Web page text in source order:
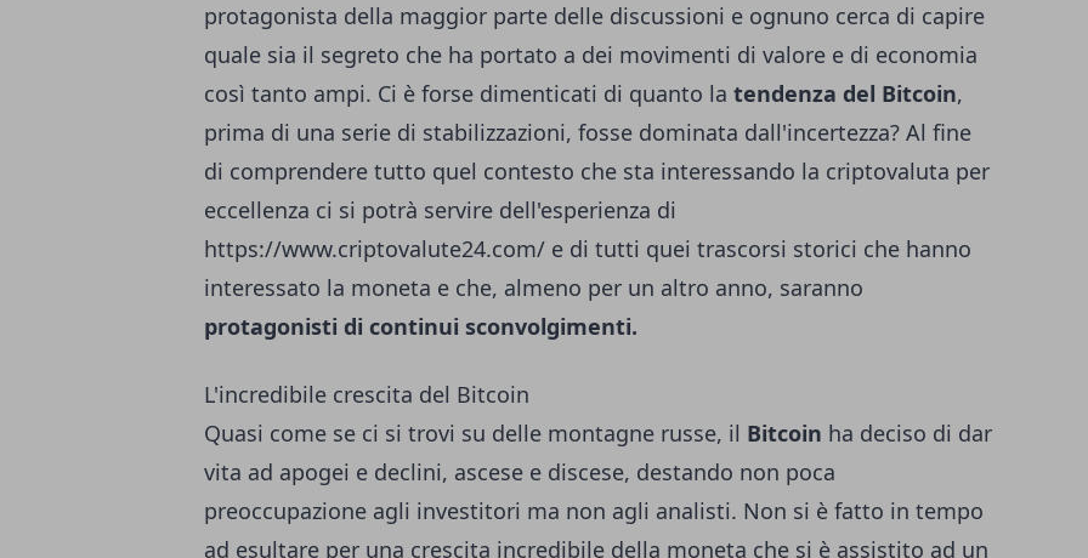
protagonista della maggior parte delle discussioni e ognuno cerca di capire
quale sia il segreto che ha portato a dei movimenti di valore e di economia
così tanto ampi. Ci è forse dimenticati di quanto la tendenza del Bitcoin,
prima di una serie di stabilizzazioni, fosse dominata dall'incertezza? Al fine
di comprendere tutto quel contesto che sta interessando la criptovaluta per
eccellenza ci si potrà servire dell'esperienza di
https://www.criptovalute24.com/ e di tutti quei trascorsi storici che hanno
interessato la moneta e che, almeno per un altro anno, saranno
protagonisti di continui sconvolgimenti.
L'incredibile crescita del Bitcoin
Quasi come se ci si trovi su delle montagne russe, il Bitcoin ha deciso di dar
vita ad apogei e declini, ascese e discese, destando non poca
preoccupazione agli investitori ma non agli analisti. Non si è fatto in tempo
ad esultare per una crescita incredibile della moneta che si è assistito ad un